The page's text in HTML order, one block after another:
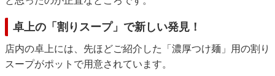
卓上の「割りスープ」で新しい発見！
店内の卓上には、先ほどご紹介した「濃厚つけ麺」用の割り
スープがポットで用意されています。